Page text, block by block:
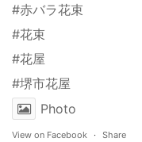
#赤バラ花束
#花束
#花屋
#堺市花屋
Photo
View on Facebook · Share